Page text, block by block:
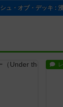
ュ・オブ・デッキ :